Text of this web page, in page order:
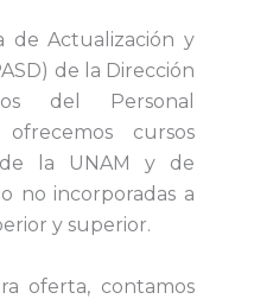
de Actualización y
de la Dirección
del Personal
ofrecemos cursos
la UNAM y de
no incorporadas a
y superior.
oferta, contamos